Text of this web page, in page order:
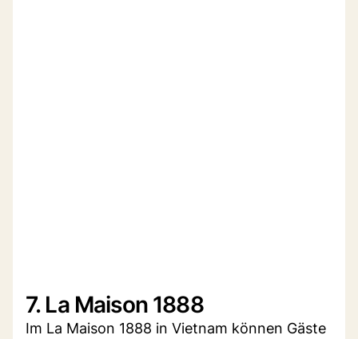
7. La Maison 1888
Im La Maison 1888 in Vietnam können Gäste